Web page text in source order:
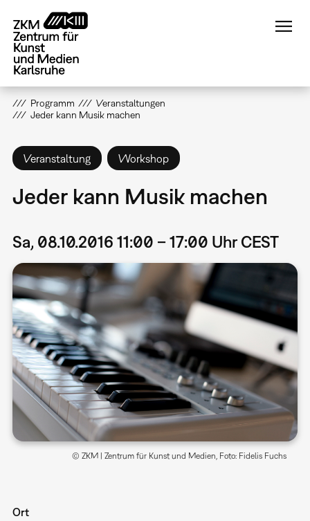
zum
Inhalt
Programm
Veranstaltungen
Jeder kann Musik machen
Veranstaltung Workshop
Jeder kann Musik machen
Sa, 08.10.2016 11:00 – 17:00 Uhr CEST
© ZKM | Zentrum für Kunst und Medien, Foto: Fidelis Fuchs
Ort